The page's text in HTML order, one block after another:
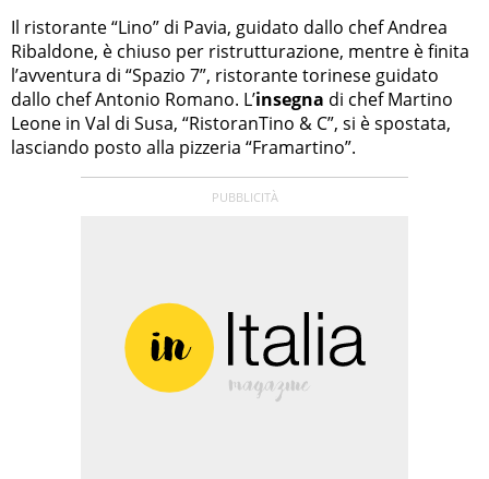
Il ristorante “Lino” di Pavia, guidato dallo chef Andrea
Ribaldone, è chiuso per ristrutturazione, mentre è finita
l’avventura di “Spazio 7”, ristorante torinese guidato
dallo chef Antonio Romano. L’insegna di chef Martino
Leone in Val di Susa, “RistoranTino & C”, si è spostata,
lasciando posto alla pizzeria “Framartino”.